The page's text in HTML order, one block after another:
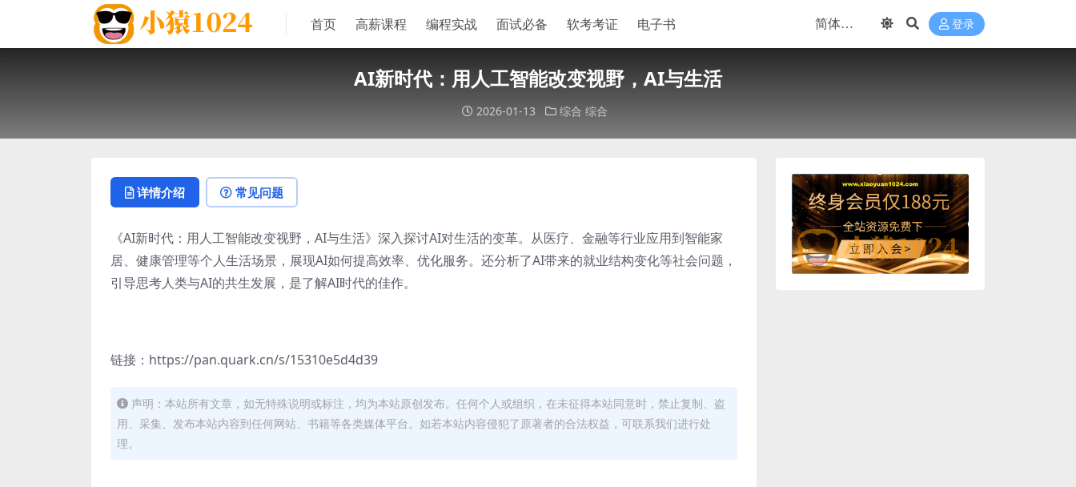
首页 高薪课程 编程实战 面试必备 软考考证 电子书 登录
AI新时代：用人工智能改变视野，AI与生活
2026-01-13 综合 综合
详情介绍 常见问题
《AI新时代：用人工智能改变视野，AI与生活》深入探讨AI对生活的变革。从医疗、金融等行业应用到智能家
居、健康管理等个人生活场景，展现AI如何提高效率、优化服务。还分析了AI带来的就业结构变化等社会问题，
引导思考人类与AI的共生发展，是了解AI时代的佳作。
链接：https://pan.quark.cn/s/15310e5d4d39
声明：本站所有文章，如无特殊说明或标注，均为本站原创发布。任何个人或组织，在未征得本站同意时，禁止复制、盗
用、采集、发布本站内容到任何网站、书籍等各类媒体平台。如若本站内容侵犯了原著者的合法权益，可联系我们进行处
理。